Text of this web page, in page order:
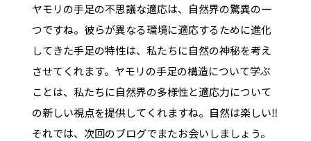
ヤモリの手足の不思議な適応は、自然界の驚異の一
つですね。彼らが異なる環境に適応するために進化
してきた手足の特性は、私たちに自然の神秘を考え
させてくれます。ヤモリの手足の構造について学ぶ
ことは、私たちに自然界の多様性と適応力について
の新しい視点を提供してくれますね。自然は楽しい‼
それでは、次回のブログでまたお会いしましょう。